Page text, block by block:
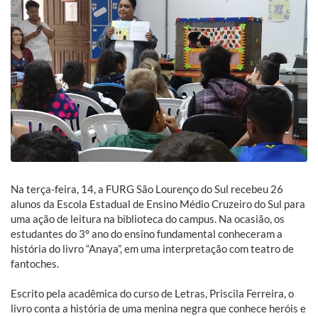
Na terça-feira, 14, a FURG São Lourenço do Sul recebeu 26
alunos da Escola Estadual de Ensino Médio Cruzeiro do Sul para
uma ação de leitura na biblioteca do campus. Na ocasião, os
estudantes do 3º ano do ensino fundamental conheceram a
história do livro “Anaya”, em uma interpretação com teatro de
fantoches.
Escrito pela acadêmica do curso de Letras, Priscila Ferreira, o
livro conta a história de uma menina negra que conhece heróis e